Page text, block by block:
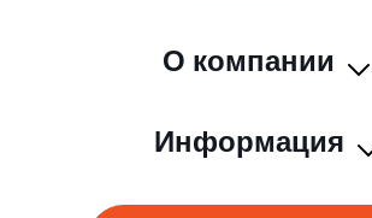
О компании
Информация